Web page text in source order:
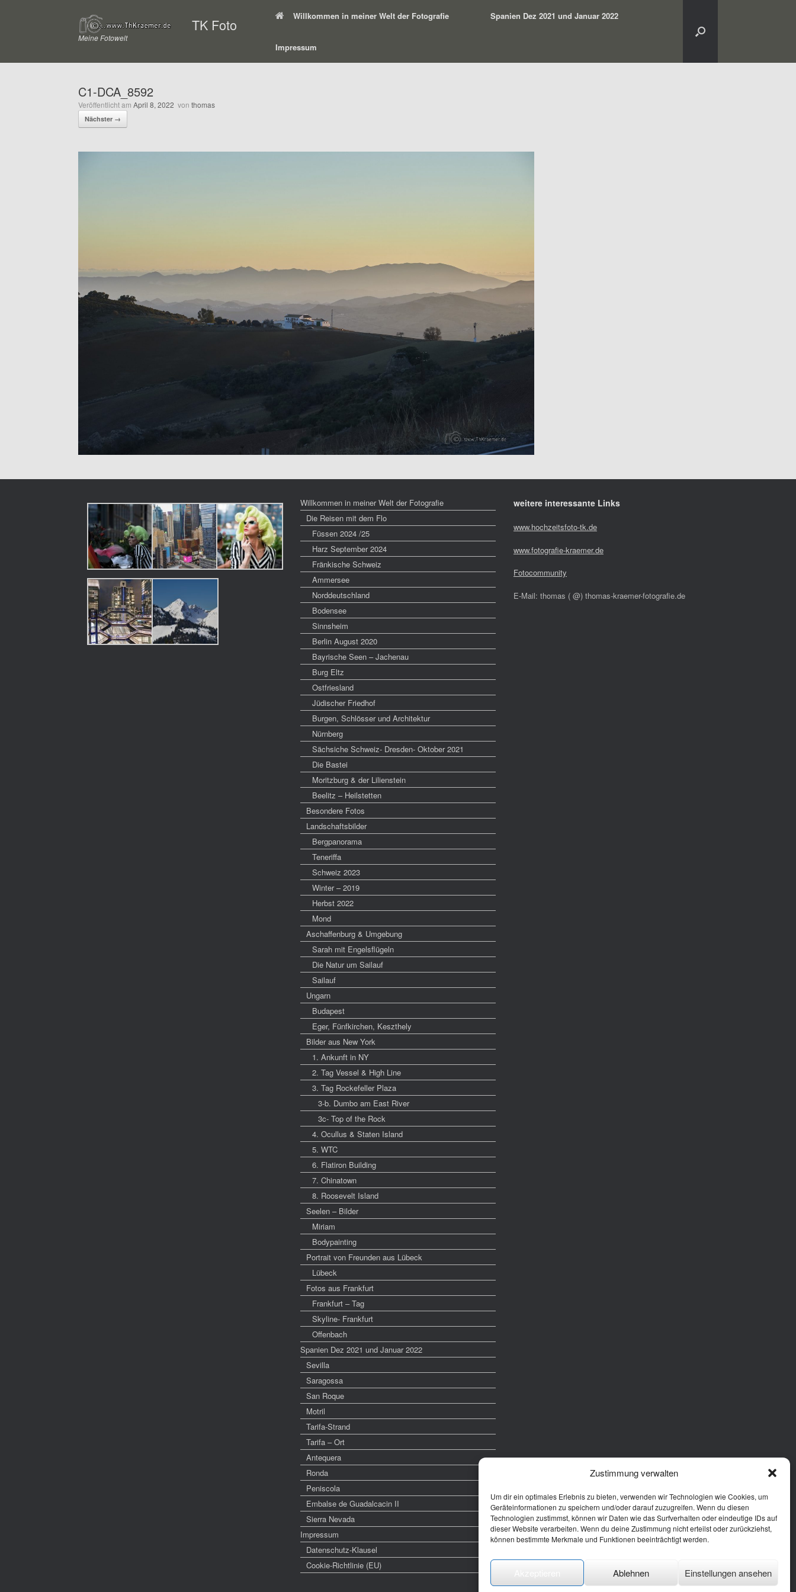
Zustimmung verwalten
Um dir ein optimales Erlebnis zu bieten, verwenden wir Technologien wie Cookies, um
Geräteinformationen zu speichern und/oder darauf zuzugreifen. Wenn du diesen
Technologien zustimmst, können wir Daten wie das Surfverhalten oder eindeutige IDs auf
dieser Website verarbeiten. Wenn du deine Zustimmung nicht erteilst oder zurückziehst,
können bestimmte Merkmale und Funktionen beeinträchtigt werden.
Ablehnen Einstellungen ansehen
TK Foto
Meine Fotowelt
Willkommen in meiner Welt der Fotografie Spanien Dez 2021 und Januar 2022
Impressum
C1-DCA_8592
Veröffentlicht am April 8, 2022 von thomas
Nächster →
Willkommen in meiner Welt der Fotografie
Die Reisen mit dem Flo
Füssen 2024 /25
Harz September 2024
Fränkische Schweiz
Ammersee
Norddeutschland
Bodensee
Sinnsheim
Berlin August 2020
Bayrische Seen – Jachenau
Burg Eltz
Ostfriesland
Jüdischer Friedhof
Burgen, Schlösser und Architektur
Nürnberg
Sächsiche Schweiz- Dresden- Oktober 2021
Die Bastei
Moritzburg & der Lilienstein
Beelitz – Heilstetten
Besondere Fotos
Landschaftsbilder
Bergpanorama
Teneriffa
Schweiz 2023
Winter – 2019
Herbst 2022
Mond
Aschaffenburg & Umgebung
Sarah mit Engelsflügeln
Die Natur um Sailauf
Sailauf
Ungarn
Budapest
Eger, Fünfkirchen, Keszthely
Bilder aus New York
1. Ankunft in NY
2. Tag Vessel & High Line
3. Tag Rockefeller Plaza
3-b. Dumbo am East River
3c- Top of the Rock
4. Ocullus & Staten Island
5. WTC
6. Flatiron Building
7. Chinatown
8. Roosevelt Island
Seelen – Bilder
Miriam
Bodypainting
Portrait von Freunden aus Lübeck
Lübeck
Fotos aus Frankfurt
Frankfurt – Tag
Skyline- Frankfurt
Offenbach
Spanien Dez 2021 und Januar 2022
Sevilla
Saragossa
San Roque
Motril
Tarifa-Strand
Tarifa – Ort
Antequera
Ronda
Peniscola
Embalse de Guadalcacin II
Sierra Nevada
Impressum
Datenschutz-Klausel
Cookie-Richtlinie (EU)
weitere interessante Links
www.hochzeitsfoto-tk.de
www.fotografie-kraemer.de
Fotocommunity
E-Mail: thomas ( @) thomas-kraemer-fotografie.de